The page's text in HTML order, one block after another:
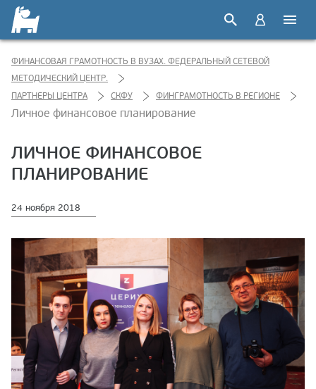
ФИНАНСОВАЯ ГРАМОТНОСТЬ В ВУЗАХ. ФЕДЕРАЛЬНЫЙ СЕТЕВОЙ
МЕТОДИЧЕСКИЙ ЦЕНТР.
ПАРТНЕРЫ ЦЕНТРА
СКФУ ФИНГРАМОТНОСТЬ В РЕГИОНЕ
Личное финансовое планирование
ЛИЧНОЕ ФИНАНСОВОЕ
ПЛАНИРОВАНИЕ
24 ноября 2018